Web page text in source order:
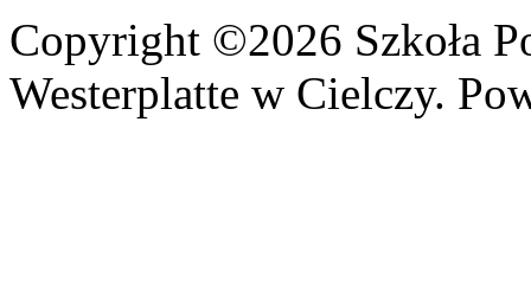
Copyright ©2026 Szkoła
Westerplatte w Cielczy.